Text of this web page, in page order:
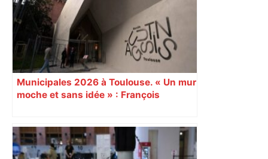
ladepeche.fr
Municipales 2026 à Toulouse. « Un mur
moche et sans idée » : François
Augustins